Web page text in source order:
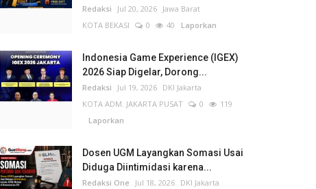
Redaksi Jul 20, 2026 Jawa Barat
KOTA BEKASI
0 40 Laporkan
Indonesia Game Experience (IGEX)
2026 Siap Digelar, Dorong...
Redaksi Jul 19, 2026 DKI Jakarta
KOTA ADM. JAKARTA PUSAT
0
119
Laporkan
Dosen UGM Layangkan Somasi Usai
Diduga Diintimidasi karena...
Redaksi One Jul 18, 2026 DKI Jakarta